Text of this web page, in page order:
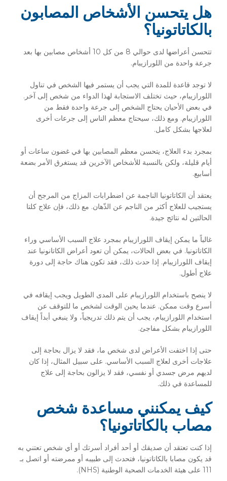
هل يتحسن الأشخاص المصابون
بالكاتاتونيا؟
تتحسن أعراضها لدى حوالي 8 من كل 10 أشخاص مصابين بها بعد
جرعة واحدة من اللورازيبام.
لا توجد قاعدة للمدة التي يجب أن يستمر فيها الشخص في تناول
اللورازيبام، حيث تختلف الاستجابة لهذا الدواء من شخص إلى آخر.
في بعض الأحيان يحتاج الشخص إلى جرعة واحدة فقط من
اللورازيبام. ومع ذلك، سيحتاج معظم الناس إلى جرعات أخرى
لعلاجها بشكل كامل.
بمجرد بدء العلاج، يتحسن معظم المصابين بها في غضون ساعات أو
أيام قليلة، ولكن بالنسبة للأشخاص الآخرين قد يستغرق الأمر بضعة
أسابيع.
يعتقد أن الكاتاتونيا الناجمة عن اضطرابات المزاج من المرجح أن
يستجيب للعلاج أكثر من الناجم عن الذّهان. مع ذلك، فإن علاج كلتا
الحالتين له نتائج جيدة.
غالباً ما يمكن إيقاف اللورازيبام بمجرد علاج السبب الأساسي وراء
الكاتاتونيا. في بعض الحالات، يمكن أن تعود أعراض الكاتانونيا عند
إيقاف اللورازيبام. إذا حدث ذلك، فقد تكون هناك حاجة إلى دورة
علاج أطول.
لا ينصح باستخدام اللورازيبام على المدى الطويل ويجب إيقافه في
أسرع وقت ممكن. عندما يحين الوقت لشخص ما للتوقف عن
استخدام اللورازيبام، يجب أن يتم ذلك تدريجياً، ولا ينبغي أبداً إيقاف
اللورازيبام بشكل مفاجئ.
حتى إذا اختفت الأعراض لدى شخص ما، فقد لا يزال بحاجة إلى
علاجات أخرى لعلاج السبب الأساسي. على سبيل المثال، إذا كان
لديهم مرض جسدي أو نفسي، فقد لا يزالون بحاجة إلى علاج
للمساعدة في ذلك.
كيف يمكنني مساعدة شخص
مصاب بالكاتاتونيا؟
إذا كنت تعتقد أن صديقك أو أحد أفراد أسرتك أو أي شخص تعتني به
قد يكون مصابا بالكاتاتونيا، فتحدث إلى طبيبه أو ممرضته أو اتصل بـ
111 على هيئة الخدمات الصحية الوطنية (NHS).